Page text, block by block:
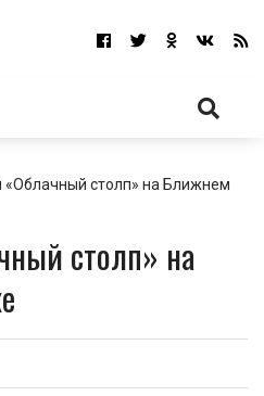
столп» на Ближнем
столп» на